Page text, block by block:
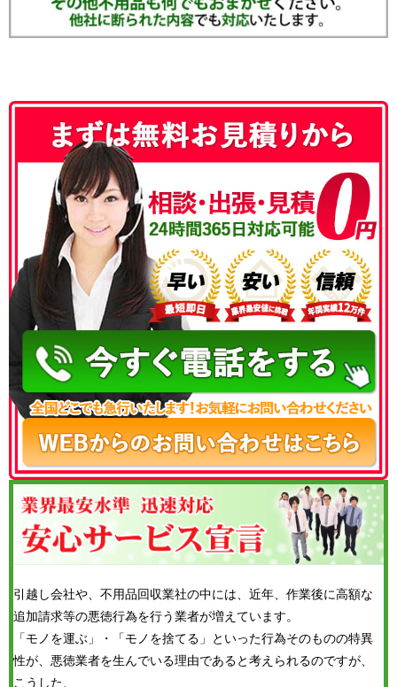
050-3186-4780
引越し会社や、不用品回収業社の中には、近年、作業後に高額な
追加請求等の悪徳行為を行う業者が増えています。
「モノを運ぶ」・「モノを捨てる」といった行為そのものの特異
性が、悪徳業者を生んでいる理由であると考えられるのですが、
こうした、